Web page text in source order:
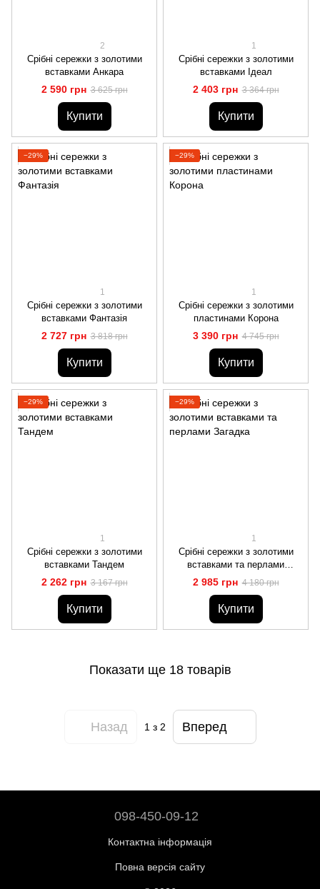
2
Срібні сережки з золотими
вставками Анкара
2 590 грн 3 625 грн
Купити
1
Срібні сережки з золотими
вставками Ідеал
2 403 грн 3 364 грн
Купити
−29%
1
Срібні сережки з золотими
вставками Фантазія
2 727 грн 3 818 грн
Купити
−29%
1
Срібні сережки з золотими
пластинами Корона
3 390 грн 4 745 грн
Купити
−29%
1
Срібні сережки з золотими
вставками Тандем
2 262 грн 3 167 грн
Купити
−29%
1
Срібні сережки з золотими
вставками та перлами
Загадка
2 985 грн 4 180 грн
Купити
Показати ще 18 товарів
Назад 1з 2 Вперед
098-450-09-12
Контактна інформація
Повна версія сайту